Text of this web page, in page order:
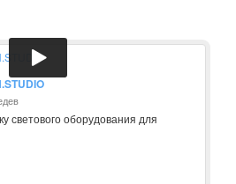
светового оборудования для